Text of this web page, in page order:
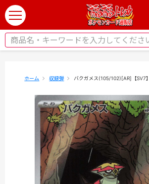
t
o
g
ホーム 収録弾 バクガメス(105/102)[AR]【SV7】